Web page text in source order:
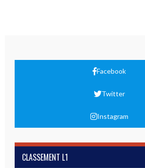
Facebook
Twitter
Instagram
CLASSEMENT L1